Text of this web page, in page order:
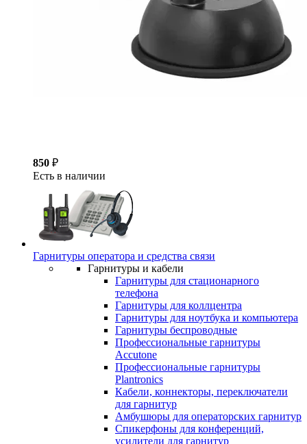
850 ₽
Есть в наличии
Гарнитуры оператора и средства связи
Гарнитуры и кабели
Гарнитуры для стационарного
телефона
Гарнитуры для коллцентра
Гарнитуры для ноутбука и компьютера
Гарнитуры беспроводные
Профессиональные гарнитуры
Accutone
Профессиональные гарнитуры
Plantronics
Кабели, коннекторы, переключатели
для гарнитур
Амбушюры для операторских гарнитур
Cпикерфоны для конференций,
усилители для гарнитур